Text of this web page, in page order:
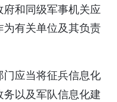
和同级军事机关应
有关单位及其负责
应当将征兵信息化
以及军队信息化建